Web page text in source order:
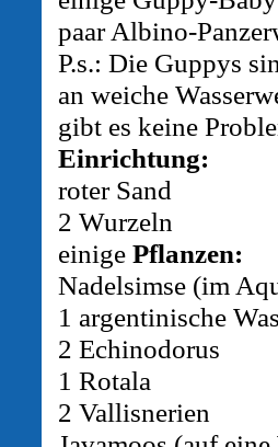
paar Albino-
P.s.: Die Guppys
an weiche
gibt es keine
Einrichtung:
roter Sand
2 Wurzeln
einige Pflanzen:
Nadelsimse (im
1 argentinische
2 Echinodorus
1 Rotala
2 Vallisnerien